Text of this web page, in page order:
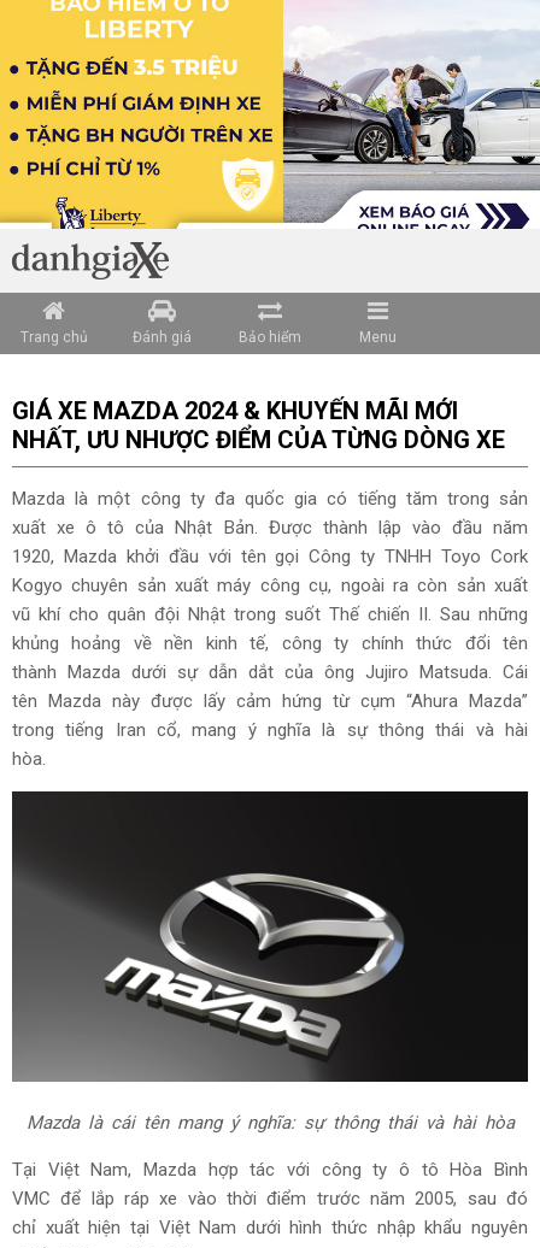
Trang chủ Đánh giá Bảo hiểm Menu
GIÁ XE MAZDA 2024 & KHUYẾN MÃI MỚI
NHẤT, ƯU NHƯỢC ĐIỂM CỦA TỪNG DÒNG XE
Mazda là một công ty đa quốc gia có tiếng tăm trong sản
xuất xe ô tô của Nhật Bản. Được thành lập vào đầu năm
1920, Mazda khởi đầu với tên gọi Công ty TNHH Toyo Cork
Kogyo chuyên sản xuất máy công cụ, ngoài ra còn sản xuất
vũ khí cho quân đội Nhật trong suốt Thế chiến II. Sau những
khủng hoảng về nền kinh tế, công ty chính thức đổi tên
thành Mazda dưới sự dẫn dắt của ông Jujiro Matsuda. Cái
tên Mazda này được lấy cảm hứng từ cụm “Ahura Mazda”
trong tiếng Iran cổ, mang ý nghĩa là sự thông thái và hài
hòa.
Mazda là cái tên mang ý nghĩa: sự thông thái và hài hòa
Tại Việt Nam, Mazda hợp tác với công ty ô tô Hòa Bình
VMC để lắp ráp xe vào thời điểm trước năm 2005, sau đó
chỉ xuất hiện tại Việt Nam dưới hình thức nhập khẩu nguyên
Loading data ...